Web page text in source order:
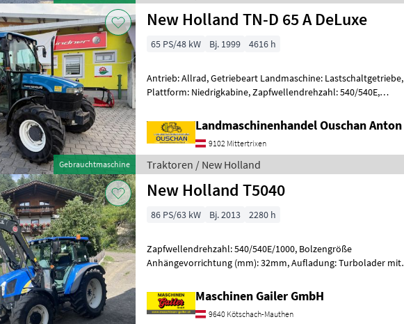
Gebrauchtmaschine
New Holland TN-D 65 A DeLuxe
65 PS/48 kW Bj. 1999 4616 h
Antrieb: Allrad, Getriebeart Landmaschine: Lastschaltgetriebe,
Plattform: Niedrigkabine, Zapfwellendrehzahl: 540/540E,
Landmaschinenhandel Ouschan Anton
9102 Mittertrixen
Traktoren / New Holland
New Holland T5040
86 PS/63 kW Bj. 2013 2280 h
Zapfwellendrehzahl: 540/540E/1000, Bolzengröße
Anhängevorrichtung (mm): 32mm, Aufladung: Turbolader mit
Maschinen Gailer GmbH
9640 Kötschach-Mauthen